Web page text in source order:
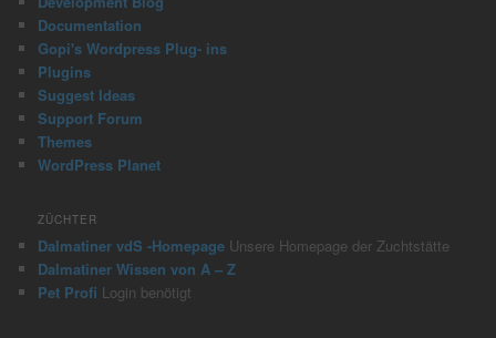
Documentation
Gopi's Wordpress Plug- ins
Plugins
Suggest Ideas
Support Forum
Themes
WordPress Planet
ZÜCHTER
Dalmatiner vdS -Homepage Unsere Homepage der Zuchtstätte
Dalmatiner Wissen von A – Z
Pet Profi Login benötigt